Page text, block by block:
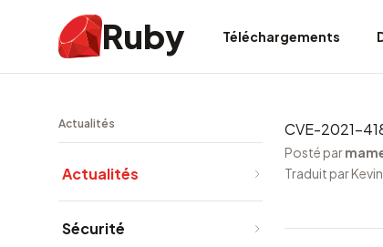
Ruby Téléchargements
Actualités
Actualités
Sécurité
CVE-2021-
Posté par
Traduit par